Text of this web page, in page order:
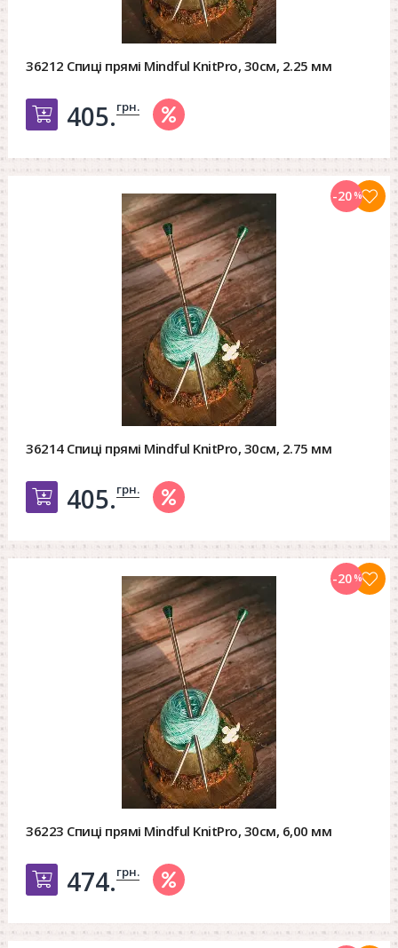
36212 Спиці прямі Mindful KnitPro, 30см, 2.25 мм
Добавить в корзину
405.грн.
36214 Спиці прямі Mindful KnitPro, 30см, 2.75 мм
Добавить в корзину
405.грн.
-20%
36223 Спиці прямі Mindful KnitPro, 30см, 6,00 мм
Добавить в корзину
474.грн.
-20%